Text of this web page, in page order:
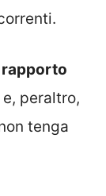
rapporto
e, peraltro,
tenga